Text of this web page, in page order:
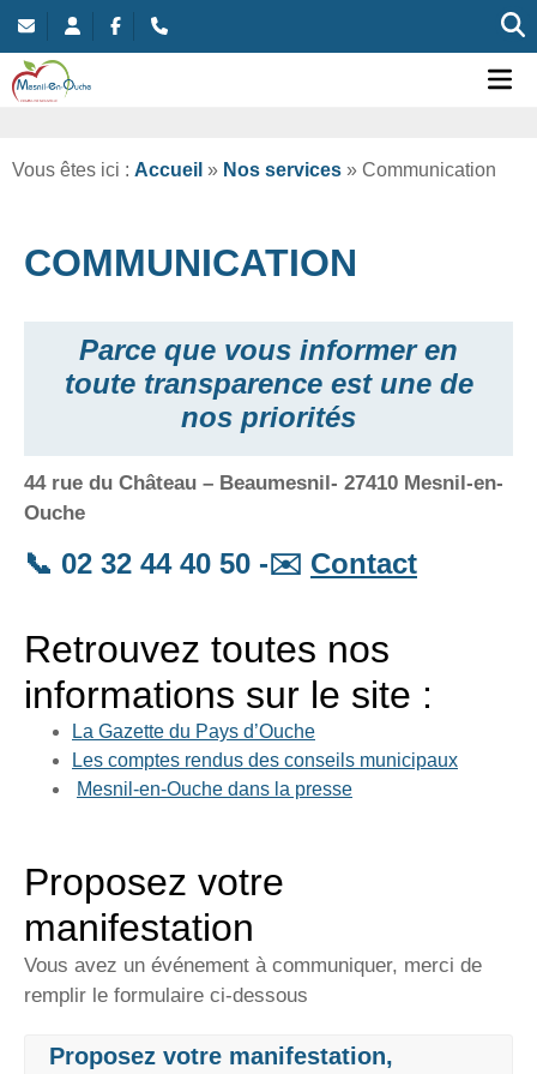
Vous êtes ici : Accueil » Nos services » Communication
COMMUNICATION
Parce que vous informer en
toute transparence est une de
nos priorités
44 rue du Château – Beaumesnil- 27410 Mesnil-en-
Ouche
📞 02 32 44 40 50 -✉️ Contact
Retrouvez toutes nos
informations sur le site :
La Gazette du Pays d’Ouche
Les comptes rendus des conseils municipaux
Mesnil-en-Ouche dans la presse
Proposez votre
manifestation
Vous avez un événement à communiquer, merci de
remplir le formulaire ci-dessous
Proposez votre manifestation,